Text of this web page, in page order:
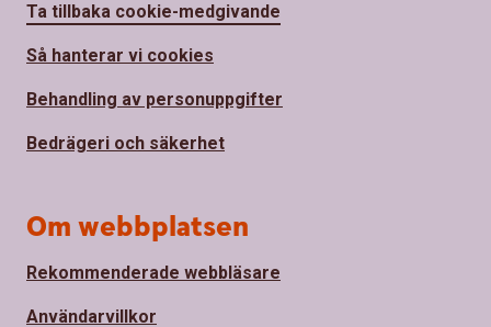
Ta tillbaka cookie-medgivande
Så hanterar vi cookies
Behandling av personuppgifter
Bedrägeri och säkerhet
Om webbplatsen
Rekommenderade webbläsare
Användarvillkor